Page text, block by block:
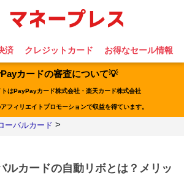
済 クレジットカード お得なセール情報
カードの審査について💡
はPayPayカード株式会社・楽天カード株式会社
フィリエイトプロモーションで収益を得ています。
ーバルカード >
ルカードの自動リボとは？メリッ